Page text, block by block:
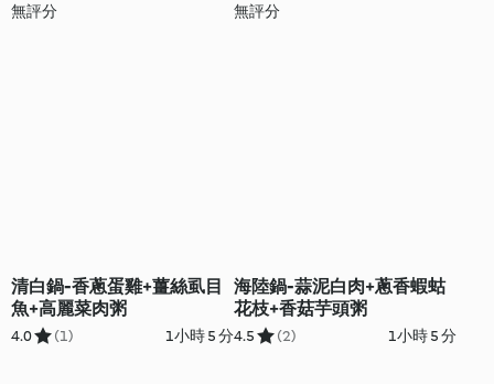
無評分 無評分
清白鍋-香蔥蛋雞+薑絲虱目
魚+高麗菜肉粥
4.0 (1) 1小時 5 分
海陸鍋-蒜泥白肉+蔥香蝦蛄
花枝+香菇芋頭粥
4.5 (2) 1小時 5 分